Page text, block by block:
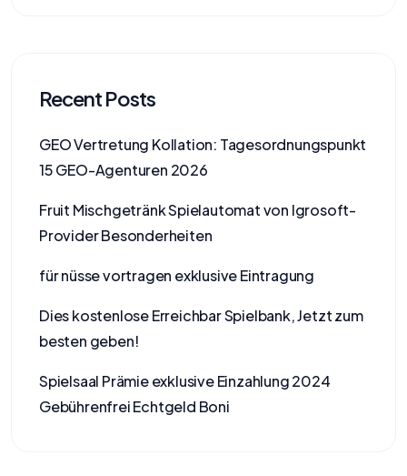
Recent Posts
GEO Vertretung Kollation: Tagesordnungspunkt
15 GEO-Agenturen 2026
Fruit Mischgetränk Spielautomat von Igrosoft-
Provider Besonderheiten
für nüsse vortragen exklusive Eintragung
Dies kostenlose Erreichbar Spielbank, Jetzt zum
besten geben!
Spielsaal Prämie exklusive Einzahlung 2024
Gebührenfrei Echtgeld Boni